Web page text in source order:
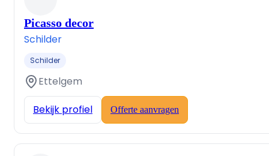
Picasso decor
Schilder
Schilder
Ettelgem
Bekijk profiel Offerte aanvragen